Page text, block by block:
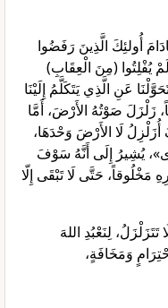
أُولئِكَ الَّذِينَ رَفَضُوا
يُفْلِتُوا (مِنَ الْعِقَابِ)
عَنِ الَّذِي يَتَكَلَّمُ إِلَيْنَا
زَلْزَلَ صَوْتُهُ الأَرْضَ، أَمَّا
لَا الأَرْضَ وَحْدَهَا،
يُشِيرُ إِلَى أَنَّهُ سَوْفَ
حَتَّى لَا تَبْقَى إِلّا
لِنَعْبُدِ اللهَ
وَمَخَافَةٍ،